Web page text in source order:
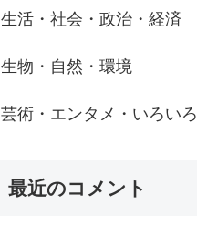
生活・社会・政治・経済
生物・自然・環境
芸術・エンタメ・いろいろ
最近のコメント